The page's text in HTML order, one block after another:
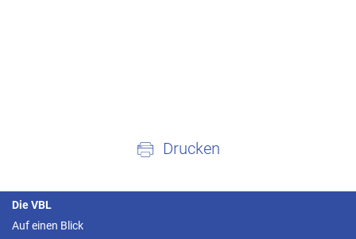
Drucken
Die VBL
Auf einen Blick